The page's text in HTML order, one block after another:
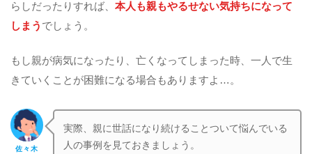
らしだったりすれば、 本人も親もやるせない気持ちになって
しまう でしょう。
もし親が病気になったり、亡くなってしまった時、一人で生
きていくことが困難になる場合もありますよ…。
佐々木
実際、親に世話になり続けることついて悩んでいる
人の事例を見ておきましょう。